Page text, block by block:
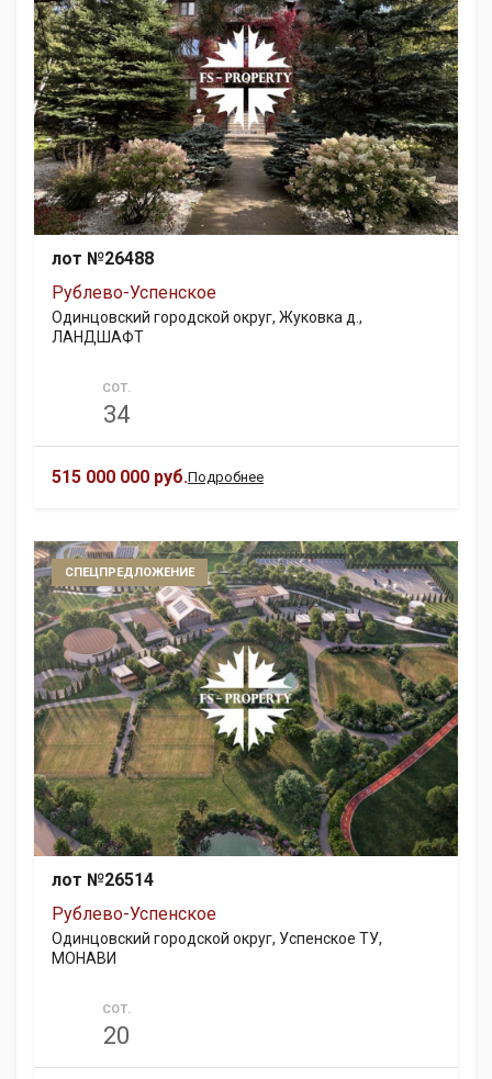
лот №26488
Рублево-Успенское
Одинцовский городской округ, Жуковка д.,
ЛАНДШАФТ
СОТ.
34
515 000 000 руб.Подробнее
СПЕЦПРЕДЛОЖЕНИЕ
лот №26514
Рублево-Успенское
Одинцовский городской округ, Успенское ТУ,
МОНАВИ
СОТ.
20